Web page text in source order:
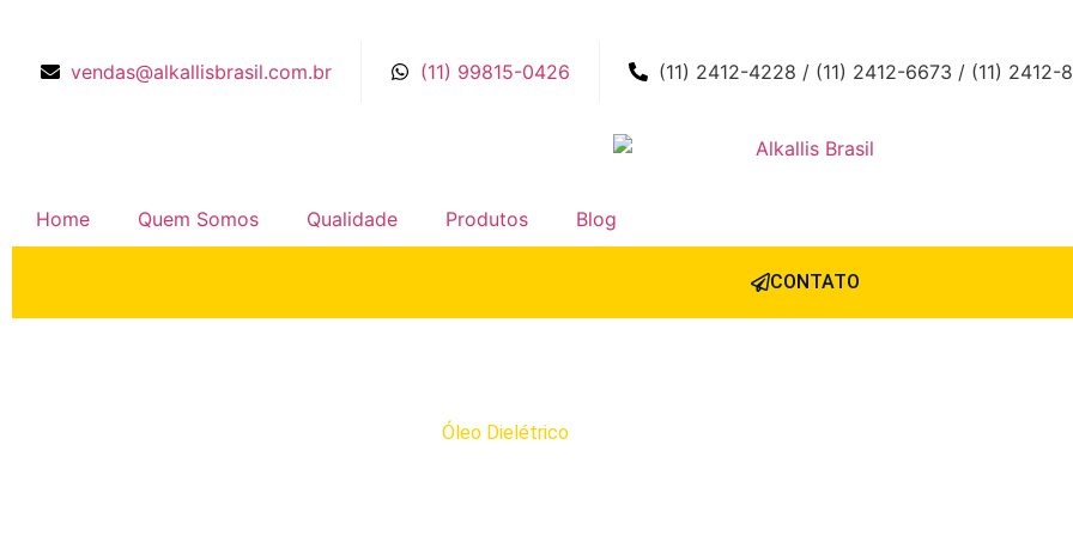
vendas@alkallisbrasil.com.br (11) 99815-0426 (11) 2412-4228 / (11) 2412-6673 / (11) 2412-
Home Quem Somos Qualidade Produtos Blog
CONTATO
Óleo Dielétrico